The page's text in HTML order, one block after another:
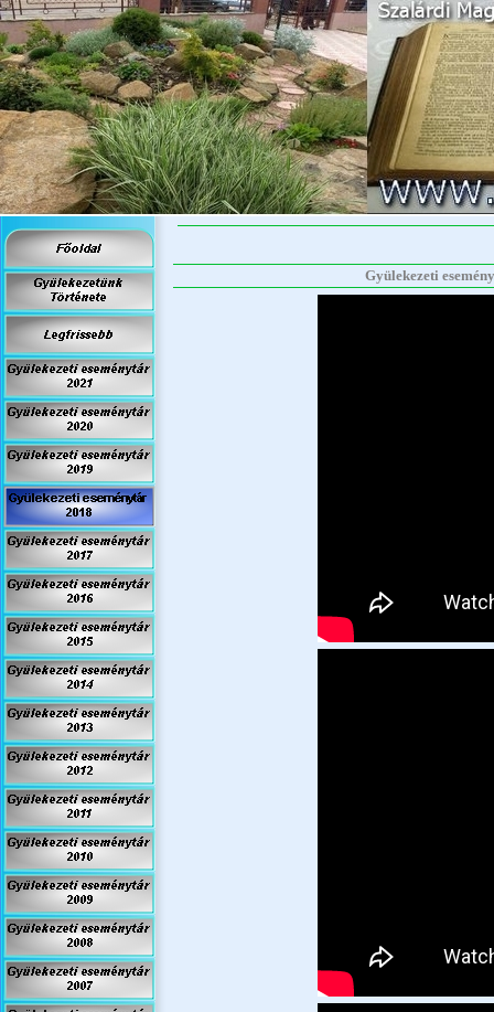
Gyülekezeti